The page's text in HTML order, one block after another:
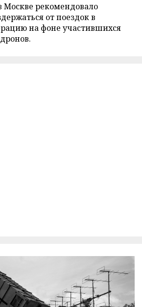
Москве рекомендовало
от поездок в
на фоне участившихся